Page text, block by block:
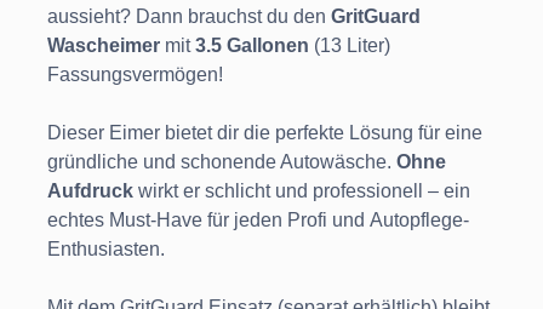
aussieht? Dann brauchst du den GritGuard
Wascheimer mit3.5 Gallonen (13 Liter)
Fassungsvermögen!
Dieser Eimer bietet dir die perfekte Lösung für eine
gründliche und schonende Autowäsche. Ohne
Aufdruck wirkt er schlicht und professionell – ein
echtes Must-Have für jeden Profi und Autopflege-
Enthusiasten.